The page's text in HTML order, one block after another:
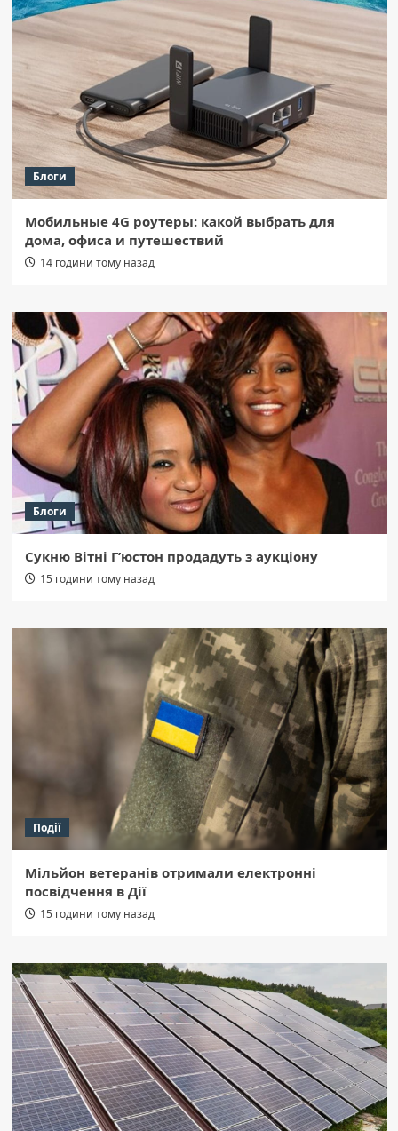
Блоги
Мобильные 4G роутеры: какой выбрать для
дома, офиса и путешествий
14 години тому назад
Блоги
Сукню Вітні Г’юстон продадуть з аукціону
15 години тому назад
Події
Мільйон ветеранів отримали електронні
посвідчення в Дії
15 години тому назад